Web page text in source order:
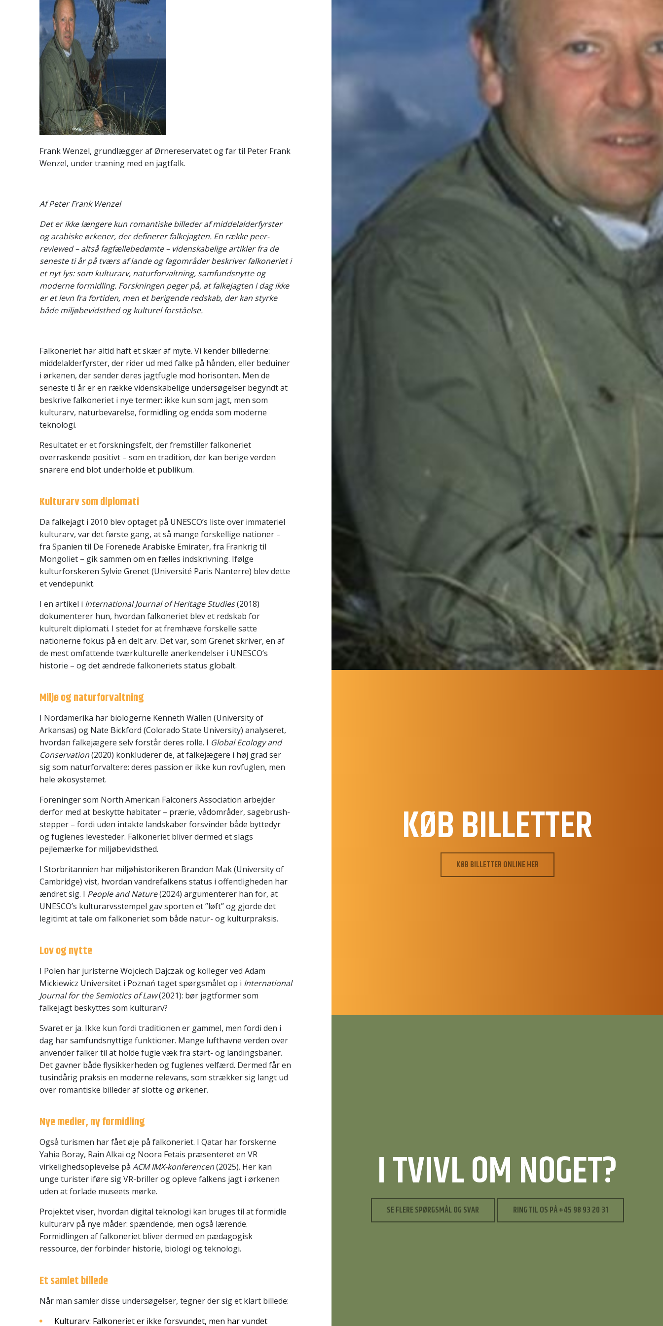
Frank Wenzel, grundlægger af Ørnereservatet og far til Peter Frank
Wenzel, under træning med en jagtfalk.
Af Peter Frank Wenzel
Det er ikke længere kun romantiske billeder af middelalderfyrster
og arabiske ørkener, der definerer falkejagten. En række peer-
reviewed – altså fagfællebedømte – videnskabelige artikler fra de
seneste ti år på tværs af lande og fagområder beskriver falkoneriet i
et nyt lys: som kulturarv, naturforvaltning, samfundsnytte og
moderne formidling. Forskningen peger på, at falkejagten i dag ikke
er et levn fra fortiden, men et berigende redskab, der kan styrke
både miljøbevidsthed og kulturel forståelse.
Falkoneriet har altid haft et skær af myte. Vi kender billederne:
middelalderfyrster, der rider ud med falke på hånden, eller beduiner
i ørkenen, der sender deres jagtfugle mod horisonten. Men de
seneste ti år er en række videnskabelige undersøgelser begyndt at
beskrive falkoneriet i nye termer: ikke kun som jagt, men som
kulturarv, naturbevarelse, formidling og endda som moderne
teknologi.
Resultatet er et forskningsfelt, der fremstiller falkoneriet
overraskende positivt – som en tradition, der kan berige verden
snarere end blot underholde et publikum.
Kulturarv som diplomati
Da falkejagt i 2010 blev optaget på UNESCO’s liste over immateriel
kulturarv, var det første gang, at så mange forskellige nationer –
fra Spanien til De Forenede Arabiske Emirater, fra Frankrig til
Mongoliet – gik sammen om en fælles indskrivning. Ifølge
kulturforskeren Sylvie Grenet (Université Paris Nanterre) blev dette
et vendepunkt.
I en artikel i International Journal of Heritage Studies(2018)
dokumenterer hun, hvordan falkoneriet blev et redskab for
kulturelt diplomati. I stedet for at fremhæve forskelle satte
nationerne fokus på en delt arv. Det var, som Grenet skriver, en af
de mest omfattende tværkulturelle anerkendelser i UNESCO’s
historie – og det ændrede falkoneriets status globalt.
Miljø og naturforvaltning
I Nordamerika har biologerne Kenneth Wallen (University of
Arkansas) og Nate Bickford (Colorado State University) analyseret,
hvordan falkejægere selv forstår deres rolle. I Global Ecology and
Conservation(2020) konkluderer de, at falkejægere i høj grad ser
sig som naturforvaltere: deres passion er ikke kun rovfuglen, men
hele økosystemet.
Foreninger som North American Falconers Association arbejder
derfor med at beskytte habitater – prærie, vådområder, sagebrush-
stepper – fordi uden intakte landskaber forsvinder både byttedyr
og fuglenes levesteder. Falkoneriet bliver dermed et slags
pejlemærke for miljøbevidsthed.
I Storbritannien har miljøhistorikeren Brandon Mak (University of
Cambridge) vist, hvordan vandrefalkens status i offentligheden har
ændret sig. I People and Nature(2024) argumenterer han for, at
UNESCO’s kulturarvsstempel gav sporten et ”løft” og gjorde det
legitimt at tale om falkoneriet som både natur- og kulturpraksis.
Lov og nytte
I Polen har juristerne Wojciech Dajczak og kolleger ved Adam
Mickiewicz Universitet i Poznań taget spørgsmålet op i International
Journal for the Semiotics of Law(2021): bør jagtformer som
falkejagt beskyttes som kulturarv?
Svaret er ja. Ikke kun fordi traditionen er gammel, men fordi den i
dag har samfundsnyttige funktioner. Mange lufthavne verden over
anvender falker til at holde fugle væk fra start- og landingsbaner.
Det gavner både flysikkerheden og fuglenes velfærd. Dermed får en
tusindårig praksis en moderne relevans, som strækker sig langt ud
over romantiske billeder af slotte og ørkener.
Nye medier, ny formidling
Også turismen har fået øje på falkoneriet. I Qatar har forskerne
Yahia Boray, Rain Alkai og Noora Fetais præsenteret en VR
virkelighedsoplevelse på ACM IMX-konferencen(2025). Her kan
unge turister iføre sig VR-briller og opleve falkens jagt i ørkenen
uden at forlade museets mørke.
Projektet viser, hvordan digital teknologi kan bruges til at formidle
kulturarv på nye måder: spændende, men også lærende.
Formidlingen af falkoneriet bliver dermed en pædagogisk
ressource, der forbinder historie, biologi og teknologi.
Et samlet billede
Når man samler disse undersøgelser, tegner der sig et klart billede:
Kulturarv: Falkoneriet er ikke forsvundet, men har vundet
KØB BILLETTER
KØB BILLETTER ONLINE HER
I TVIVL OM NOGET?
SE FLERE SPØRGSMÅL OG SVAR RING TIL OS PÅ +45 98 93 20 31